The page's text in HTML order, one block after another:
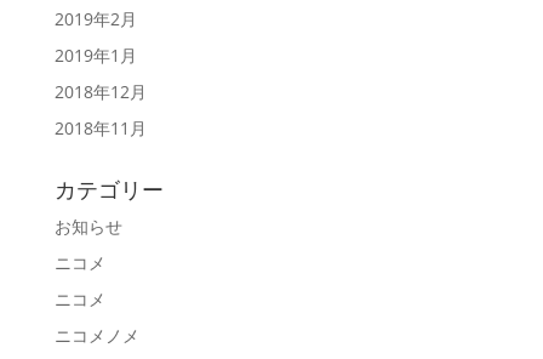
2019年2月
2019年1月
2018年12月
2018年11月
カテゴリー
お知らせ
ニコメ
ニコメ
ニコメノメ